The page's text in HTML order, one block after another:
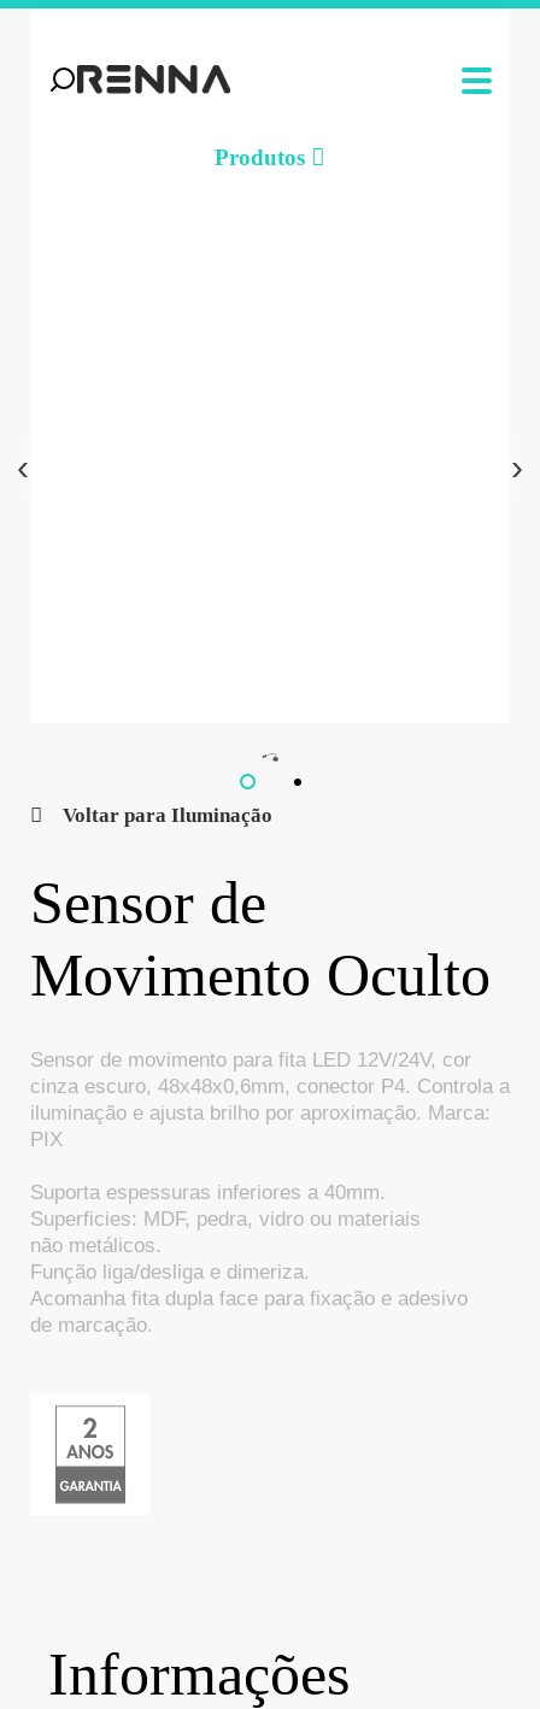
Produtos
Voltar para Iluminação
Sensor de
Movimento Oculto
Sensor de movimento para fita LED 12V/24V, cor
cinza escuro, 48x48x0,6mm, conector P4. Controla a
iluminação e ajusta brilho por aproximação. Marca:
PIX
Suporta espessuras inferiores a 40mm.
Superficies: MDF, pedra, vidro ou materiais
não metálicos.
Função liga/desliga e dimeriza.
Acomanha fita dupla face para fixação e adesivo
de marcação.
‹ ›
Informações